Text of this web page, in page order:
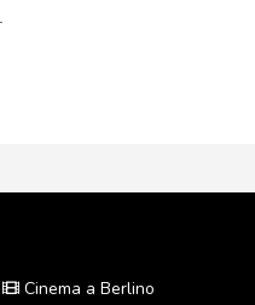
Cinema a Berlino